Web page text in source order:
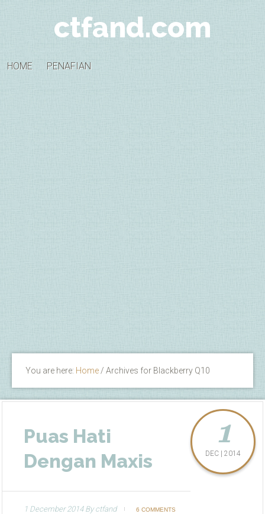
ctfand.com
HOME PENAFIAN
You are here: Home / Archives for Blackberry Q10
Puas Hati
Dengan Maxis
1
DEC | 2014
1 December 2014Byctfand 6 COMMENTS